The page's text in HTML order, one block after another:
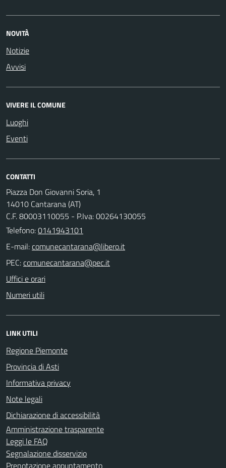
NOVITÀ
Notizie
Avvisi
VIVERE IL COMUNE
Luoghi
Eventi
CONTATTI
Piazza Don Giovanni Soria, 1
14010 Cantarana (AT)
C.F. 80003110055 - P.Iva: 00264130055
Telefono:0141943101
E-mail:
PEC:
Uffici e orari
Numeri utili
LINK UTILI
Regione Piemonte
Provincia di Asti
Informativa privacy
Note legali
Dichiarazione di accessibilità
Amministrazione trasparente
Leggi le FAQ
Segnalazione disservizio
Prenotazione appuntamento